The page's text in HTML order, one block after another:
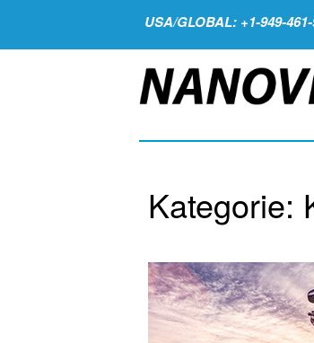
USA/GLOBAL: +1-949-
Kategorie: